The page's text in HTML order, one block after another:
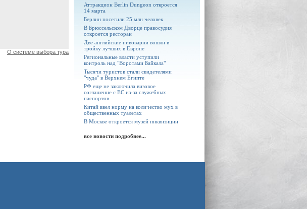
О системе выбора тура
Аттракцион Berlin Dungeon откроется
14 марта
Берлин посетили 25 млн человек
В Брюссельском Дворце правосудия
откроется ресторан
Две английские пивоварни вошли в
тройку лучших в Европе
Региональные власти уступили
контроль над "Воротами Байкала"
Тысячи туристов стали свидетелями
"чуда" в Верхнем Египте
РФ еще не заключила визовое
соглашение с ЕС из-за служебных
паспортов
Китай ввел норму на количество мух в
общественных туалетах
В Москве откроется музей инквизиции
все новости подробнее...